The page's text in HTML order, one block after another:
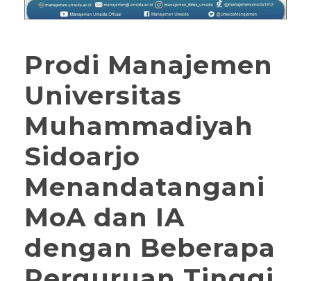
Prodi Manajemen
Universitas
Muhammadiyah
Sidoarjo
Menandatangani
MoA dan IA
dengan Beberapa